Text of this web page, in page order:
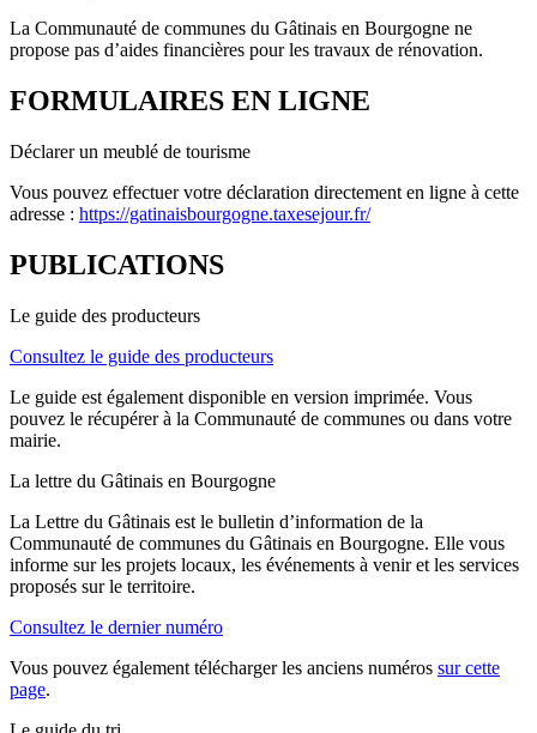
La Communauté de communes du Gâtinais en Bourgogne ne
propose pas d’aides financières pour les travaux de rénovation.
FORMULAIRES EN LIGNE
Déclarer un meublé de tourisme
Vous pouvez effectuer votre déclaration directement en ligne à cette
adresse : https://gatinaisbourgogne.taxesejour.fr/
PUBLICATIONS
Le guide des producteurs
Consultez le guide des producteurs
Le guide est également disponible en version imprimée. Vous
pouvez le récupérer à la Communauté de communes ou dans votre
mairie.
La lettre du Gâtinais en Bourgogne
La Lettre du Gâtinais est le bulletin d’information de la
Communauté de communes du Gâtinais en Bourgogne. Elle vous
informe sur les projets locaux, les événements à venir et les services
proposés sur le territoire.
Consultez le dernier numéro
Vous pouvez également télécharger les anciens numéros sur cette
page.